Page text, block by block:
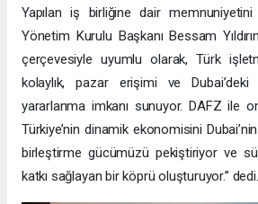
Yapılan iş birliğine dair
Yönetim Kurulu Başkanı Bessam
çerçevesiyle uyumlu olarak, Türk
kolaylık, pazar erişimi ve Dubai’deki
yararlanma imkanı sunuyor. DAFZ ile on
Türkiye’nin dinamik ekonomisini
birleştirme gücümüzü pekiştiriyor ve
katkı sağlayan bir köprü oluşturuyor.” dedi.